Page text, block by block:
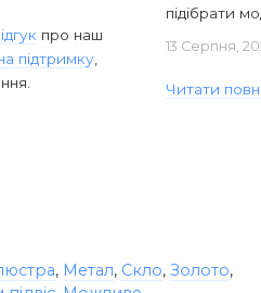
про наш
підтримку
підібрати
13 Серпня,
Читати
, Метал, Скло, Золото,